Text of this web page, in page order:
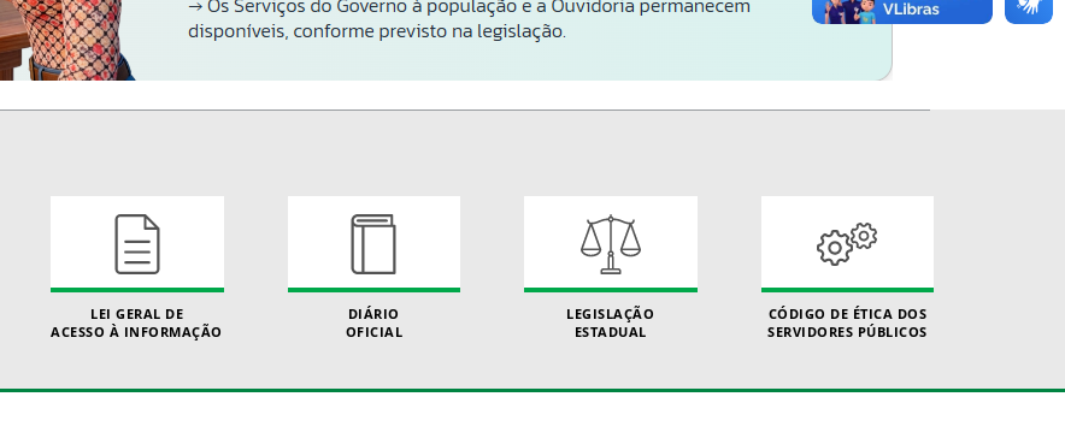
LEI GERAL DE
ACESSO À INFORMAÇÃO
DIÁRIO
OFICIAL
LEGISLAÇÃO
ESTADUAL
CÓDIGO DE ÉTICA DOS
SERVIDORES PÚBLICOS